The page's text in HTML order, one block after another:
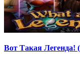
Вот Такая Легенда!